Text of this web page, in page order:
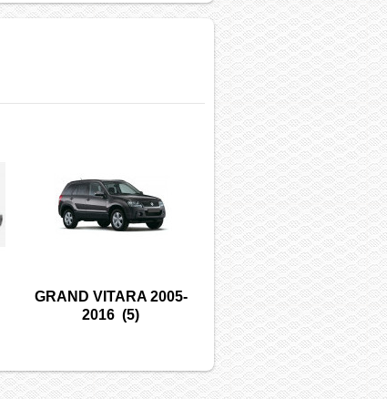
GRAND VITARA 2005-
2016 (5)